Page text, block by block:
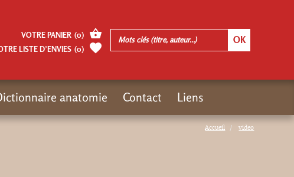
Accueil video
VOTRE PANIER (0)
LISTE D’ENVIES (0)
anatomie Contact Liens